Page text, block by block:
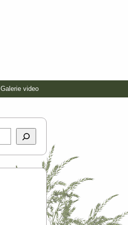
Galerie video